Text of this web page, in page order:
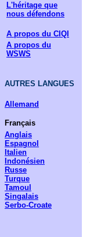
L'héritage que
nous défendons
A propos du CIQI
A propos du
WSWS
AUTRES LANGUES
Allemand
Français
Anglais
Espagnol
Italien
Indonésien
Russe
Turque
Tamoul
Singalais
Serbo-Croate